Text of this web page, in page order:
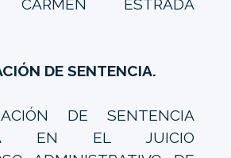
CARMEN ESTRADA
DE SENTENCIA.
DE SENTENCIA
EN EL JUICIO